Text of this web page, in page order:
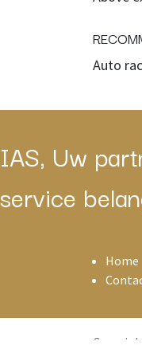
Auto
IAS, Uw
service
Home